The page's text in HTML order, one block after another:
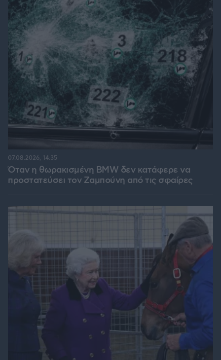
Όταν η θωρακισμένη BMW δεν κατάφερε να
προστατεύσει τον Ζαμπούνη από τις σφαίρες
07.08.2026, 14:35